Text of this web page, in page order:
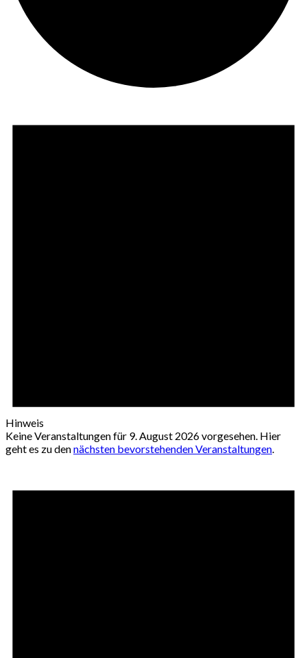
Hinweis
Keine Veranstaltungen für 9. August 2026 vorgesehen. Hier
geht es zu dennächsten bevorstehenden Veranstaltungen.